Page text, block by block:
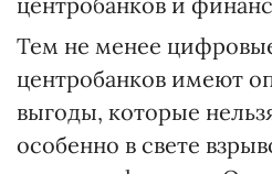
Тем не менее
центробанков имеют
выгоды, которые
особенно в свете